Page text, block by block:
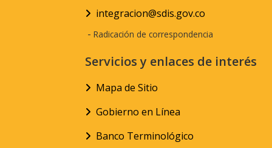
integracion@sdis.gov.co
- Radicación de correspondencia
Servicios y enlaces de interés
Mapa de Sitio
Gobierno en Línea
Banco Terminológico